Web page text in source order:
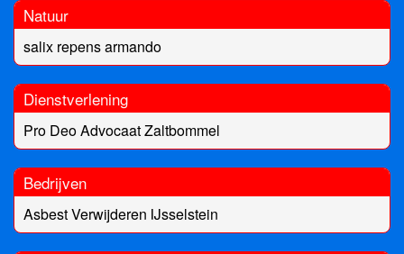
Natuur
salix repens armando
Dienstverlening
Pro Deo Advocaat Zaltbommel
Bedrijven
Asbest Verwijderen IJsselstein